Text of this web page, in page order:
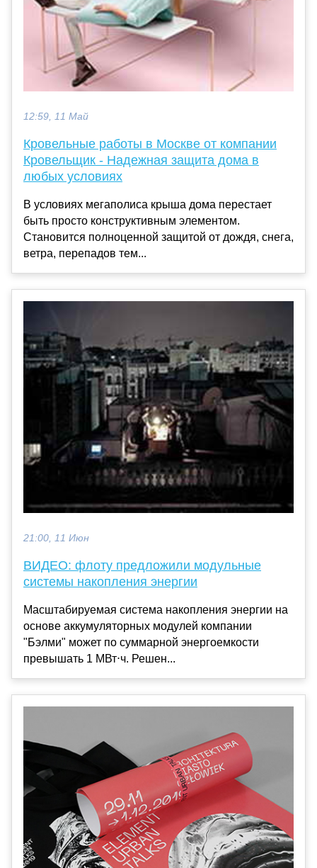
12:59, 11 Май
Кровельные работы в Москве от компании
Кровельщик - Надежная защита дома в
любых условиях
В условиях мегаполиса крыша дома перестает
быть просто конструктивным элементом.
Становится полноценной защитой от дождя, снега,
ветра, перепадов тем...
21:00, 11 Июн
ВИДЕО: флоту предложили модульные
системы накопления энергии
Масштабируемая система накопления энергии на
основе аккумуляторных модулей компании
"Бэлми" может по суммарной энергоемкости
превышать 1 МВт⋅ч. Решен...